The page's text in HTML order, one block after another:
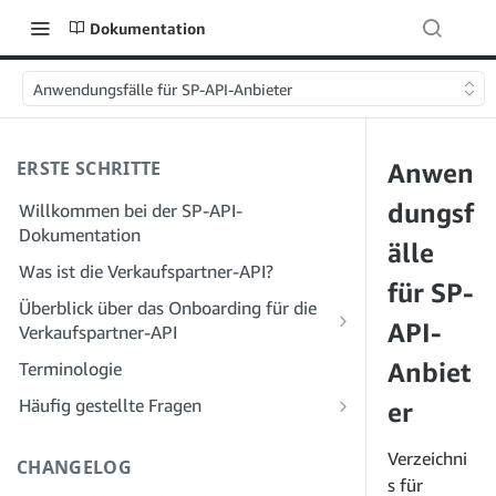
Dokumentation
Anwendungsfälle für SP-API-Anbieter
ERSTE SCHRITTE
Willkommen bei der SP-API-
Dokumentation
Was ist die Verkaufspartner-API?
Überblick über das Onboarding für die
Verkaufspartner-API
Onboarding als Entwickler
Registrierung vor
Solution Provider Portal
Onboarding als Dienstleister
von Dienstanbietern kennen
Terminologie
Häufig gestellte Fragen
Allgemeines
CHANGELOG
Anwen
dungsf
älle
für SP-
API-
Anbiet
er
Verzeichni
s für